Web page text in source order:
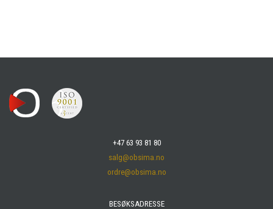
+47 63 93 81 80
salg@obsima.no
ordre@obsima.no
BESØKSADRESSE